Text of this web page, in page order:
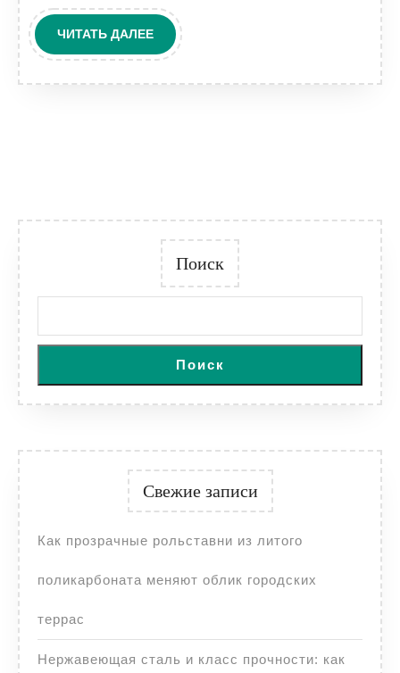
ЧИТАТЬ ДАЛЕЕЧИТАТЬ
ДАЛЕЕ
Поиск
Поиск
Свежие записи
Как прозрачные рольставни из литого
поликарбоната меняют облик городских
террас
Нержавеющая сталь и класс прочности: как